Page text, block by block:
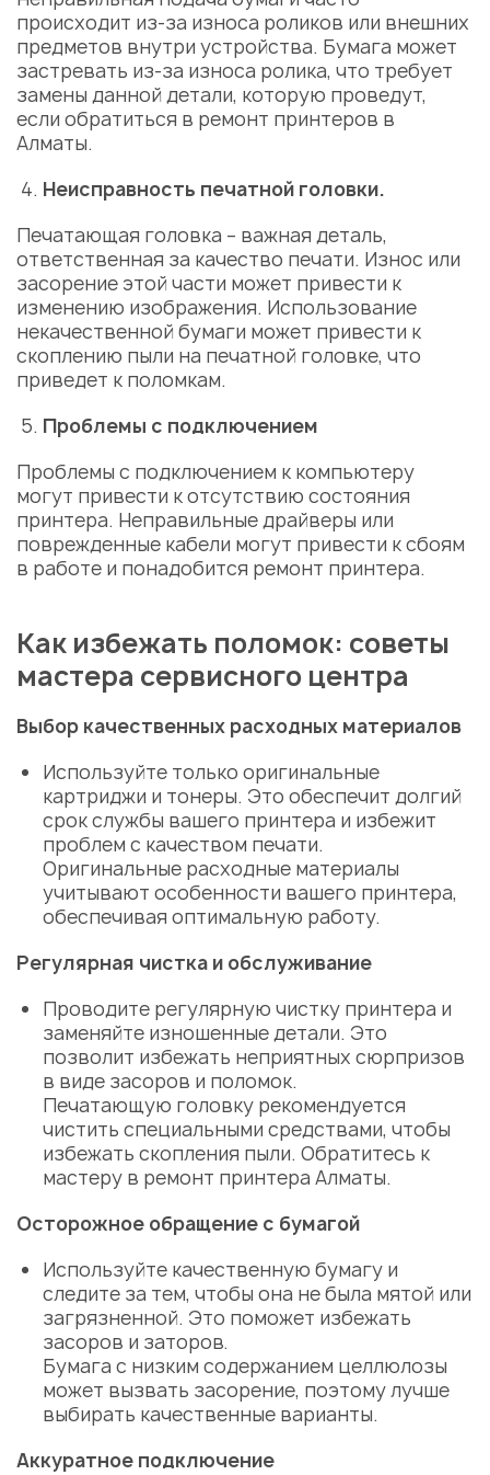
происходит из-за износа роликов или внешних
предметов внутри устройства. Бумага может
застревать из-за износа ролика, что требует
замены данной детали, которую проведут,
если обратиться в ремонт принтеров в
Алматы.
Неисправность печатной головки.
Печатающая головка – важная деталь,
ответственная за качество печати. Износ или
засорение этой части может привести к
изменению изображения. Использование
некачественной бумаги может привести к
скоплению пыли на печатной головке, что
приведет к поломкам.
Проблемы с подключением
Проблемы с подключением к компьютеру
могут привести к отсутствию состояния
принтера. Неправильные драйверы или
поврежденные кабели могут привести к сбоям
в работе и понадобится ремонт принтера.
Как избежать поломок: советы
мастера сервисного центра
Выбор качественных расходных материалов
Используйте только оригинальные
картриджи и тонеры. Это обеспечит долгий
срок службы вашего принтера и избежит
проблем с качеством печати.
Оригинальные расходные материалы
учитывают особенности вашего принтера,
обеспечивая оптимальную работу.
Регулярная чистка и обслуживание
Проводите регулярную чистку принтера и
заменяйте изношенные детали. Это
позволит избежать неприятных сюрпризов
в виде засоров и поломок.
Печатающую головку рекомендуется
чистить специальными средствами, чтобы
избежать скопления пыли. Обратитесь к
мастеру в ремонт принтера Алматы.
Осторожное обращение с бумагой
Используйте качественную бумагу и
следите за тем, чтобы она не была мятой или
загрязненной. Это поможет избежать
засоров и заторов.
Бумага с низким содержанием целлюлозы
может вызвать засорение, поэтому лучше
выбирать качественные варианты.
Аккуратное подключение